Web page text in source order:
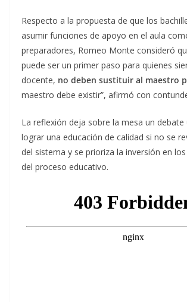
Respecto a la propuesta de que los
asumir funciones de apoyo en el aula
preparadores, Romeo Monte consideró
puede ser un primer paso para quienes
docente, no deben sustituir al maestro
maestro debe existir”, afirmó con
La reflexión deja sobre la mesa un
lograr una educación de calidad si no se
del sistema y se prioriza la inversión en
del proceso educativo.